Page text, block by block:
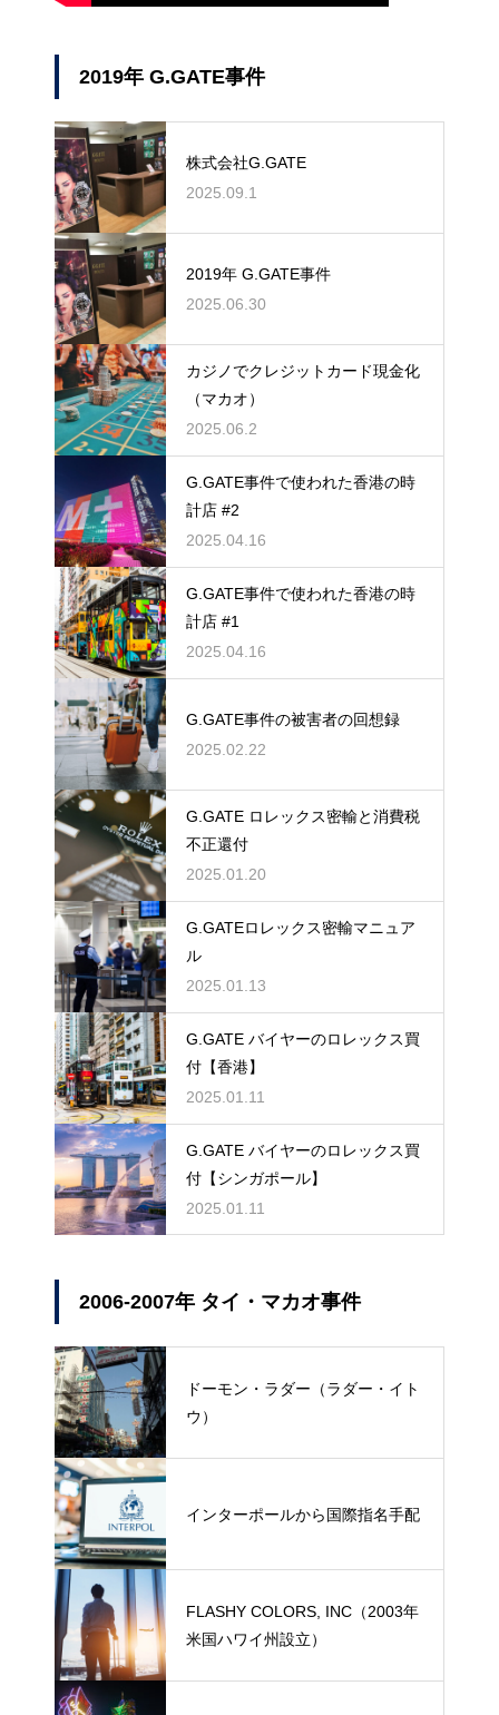
2019年 G.GATE事件
株式会社G.GATE
2025.09.1
2019年 G.GATE事件
2025.06.30
カジノでクレジットカード現金化
（マカオ）
2025.06.2
G.GATE事件で使われた香港の時
計店 #2
2025.04.16
G.GATE事件で使われた香港の時
計店 #1
2025.04.16
G.GATE事件の被害者の回想録
2025.02.22
G.GATE ロレックス密輸と消費税
不正還付
2025.01.20
G.GATEロレックス密輸マニュア
ル
2025.01.13
G.GATE バイヤーのロレックス買
付【香港】
2025.01.11
G.GATE バイヤーのロレックス買
付【シンガポール】
2025.01.11
2006-2007年 タイ・マカオ事件
ドーモン・ラダー（ラダー・イト
ウ）
インターポールから国際指名手配
FLASHY COLORS, INC（2003年
米国ハワイ州設立）